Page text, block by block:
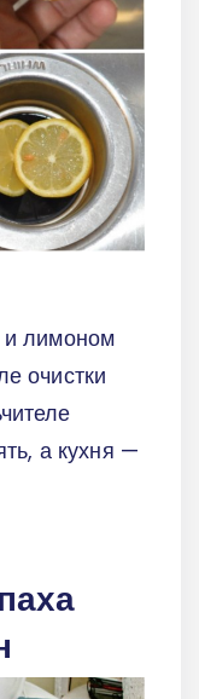
и лимоном
очистки
а кухня —